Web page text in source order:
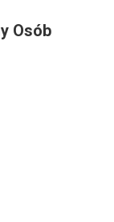
Osób